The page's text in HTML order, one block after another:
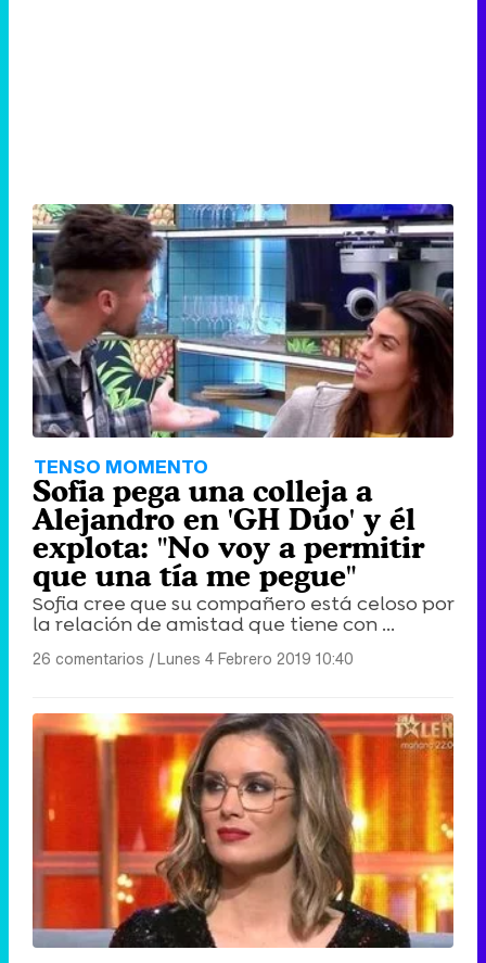
TENSO MOMENTO
Sofia pega una colleja a
Alejandro en 'GH Dúo' y él
explota: "No voy a permitir
que una tía me pegue"
Sofia cree que su compañero está celoso por
la relación de amistad que tiene con ...
26 comentarios |Lunes 4 Febrero 2019 10:40